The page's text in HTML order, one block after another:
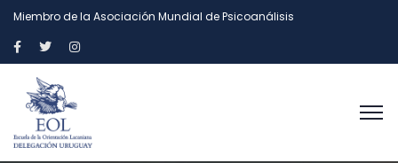
Miembro de la Asociación Mundial de Psicoanálisis